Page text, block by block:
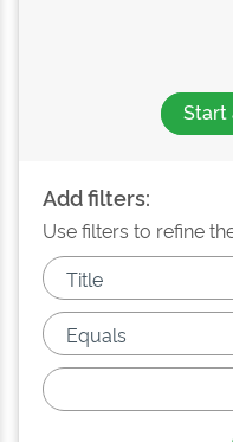
Start
Add filters:
Use filters to refine